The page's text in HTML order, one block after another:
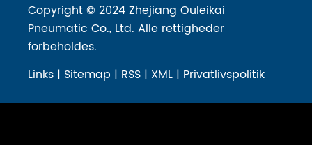
Copyright © 2024 Zhejiang Ouleikai
Pneumatic Co., Ltd. Alle rettigheder
forbeholdes.
Links | Sitemap | RSS | XML | Privatlivspolitik